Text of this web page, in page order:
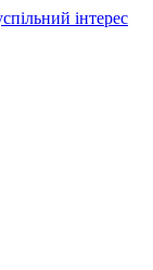
інтерес